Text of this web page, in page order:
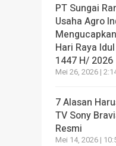
PT Sungai
Usaha Agro
Hari Raya
1447 H/ 2026
Mei 26, 2026 |
7 Alasan
TV Sony
Resmi
Mei 14, 2026 |